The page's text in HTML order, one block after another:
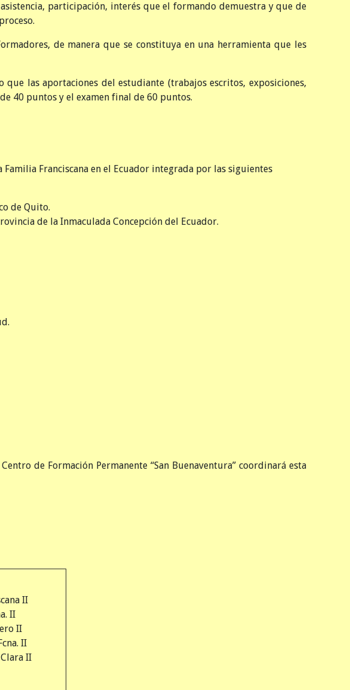
participación, interés que el formando demuestra y que de
de manera que se constituya en una herramienta que les
las aportaciones del estudiante (trabajos escritos, exposiciones,
40 puntos y el examen final de 60 puntos.
Franciscana en el Ecuador integrada por las siguientes
de Quito.
de la Inmaculada Concepción del Ecuador.
de Formación Permanente “San Buenaventura” coordinará esta
II
II
II
II
II